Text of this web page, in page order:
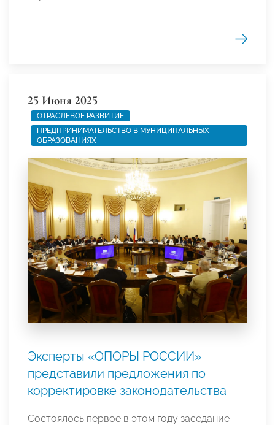
25 Июня 2025
ОТРАСЛЕВОЕ РАЗВИТИЕ
ПРЕДПРИНИМАТЕЛЬСТВО В МУНИЦИПАЛЬНЫХ
ОБРАЗОВАНИЯХ
Эксперты «ОПОРЫ РОССИИ»
представили предложения по
корректировке законодательства
Состоялось первое в этом году заседание